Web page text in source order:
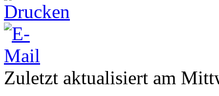
Zuletzt aktualisiert am